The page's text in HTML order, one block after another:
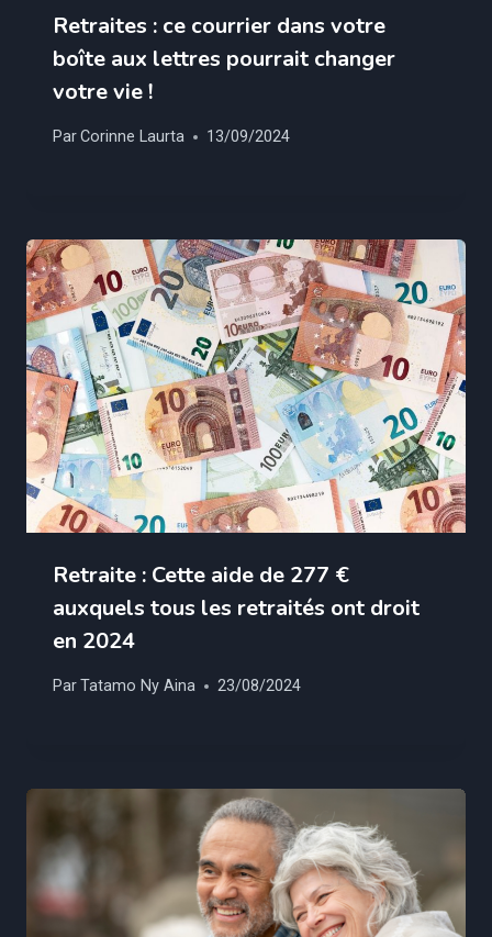
Retraites : ce courrier dans votre
boîte aux lettres pourrait changer
votre vie !
ParCorinne Laurta 13/09/2024
Retraite : Cette aide de 277 €
auxquels tous les retraités ont droit
en 2024
ParTatamo Ny Aina 23/08/2024